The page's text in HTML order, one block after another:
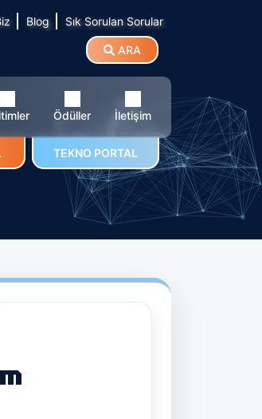
Blog Sık Sorulan Sorular
ARA
Ödüller İletişim
TEKNO PORTAL